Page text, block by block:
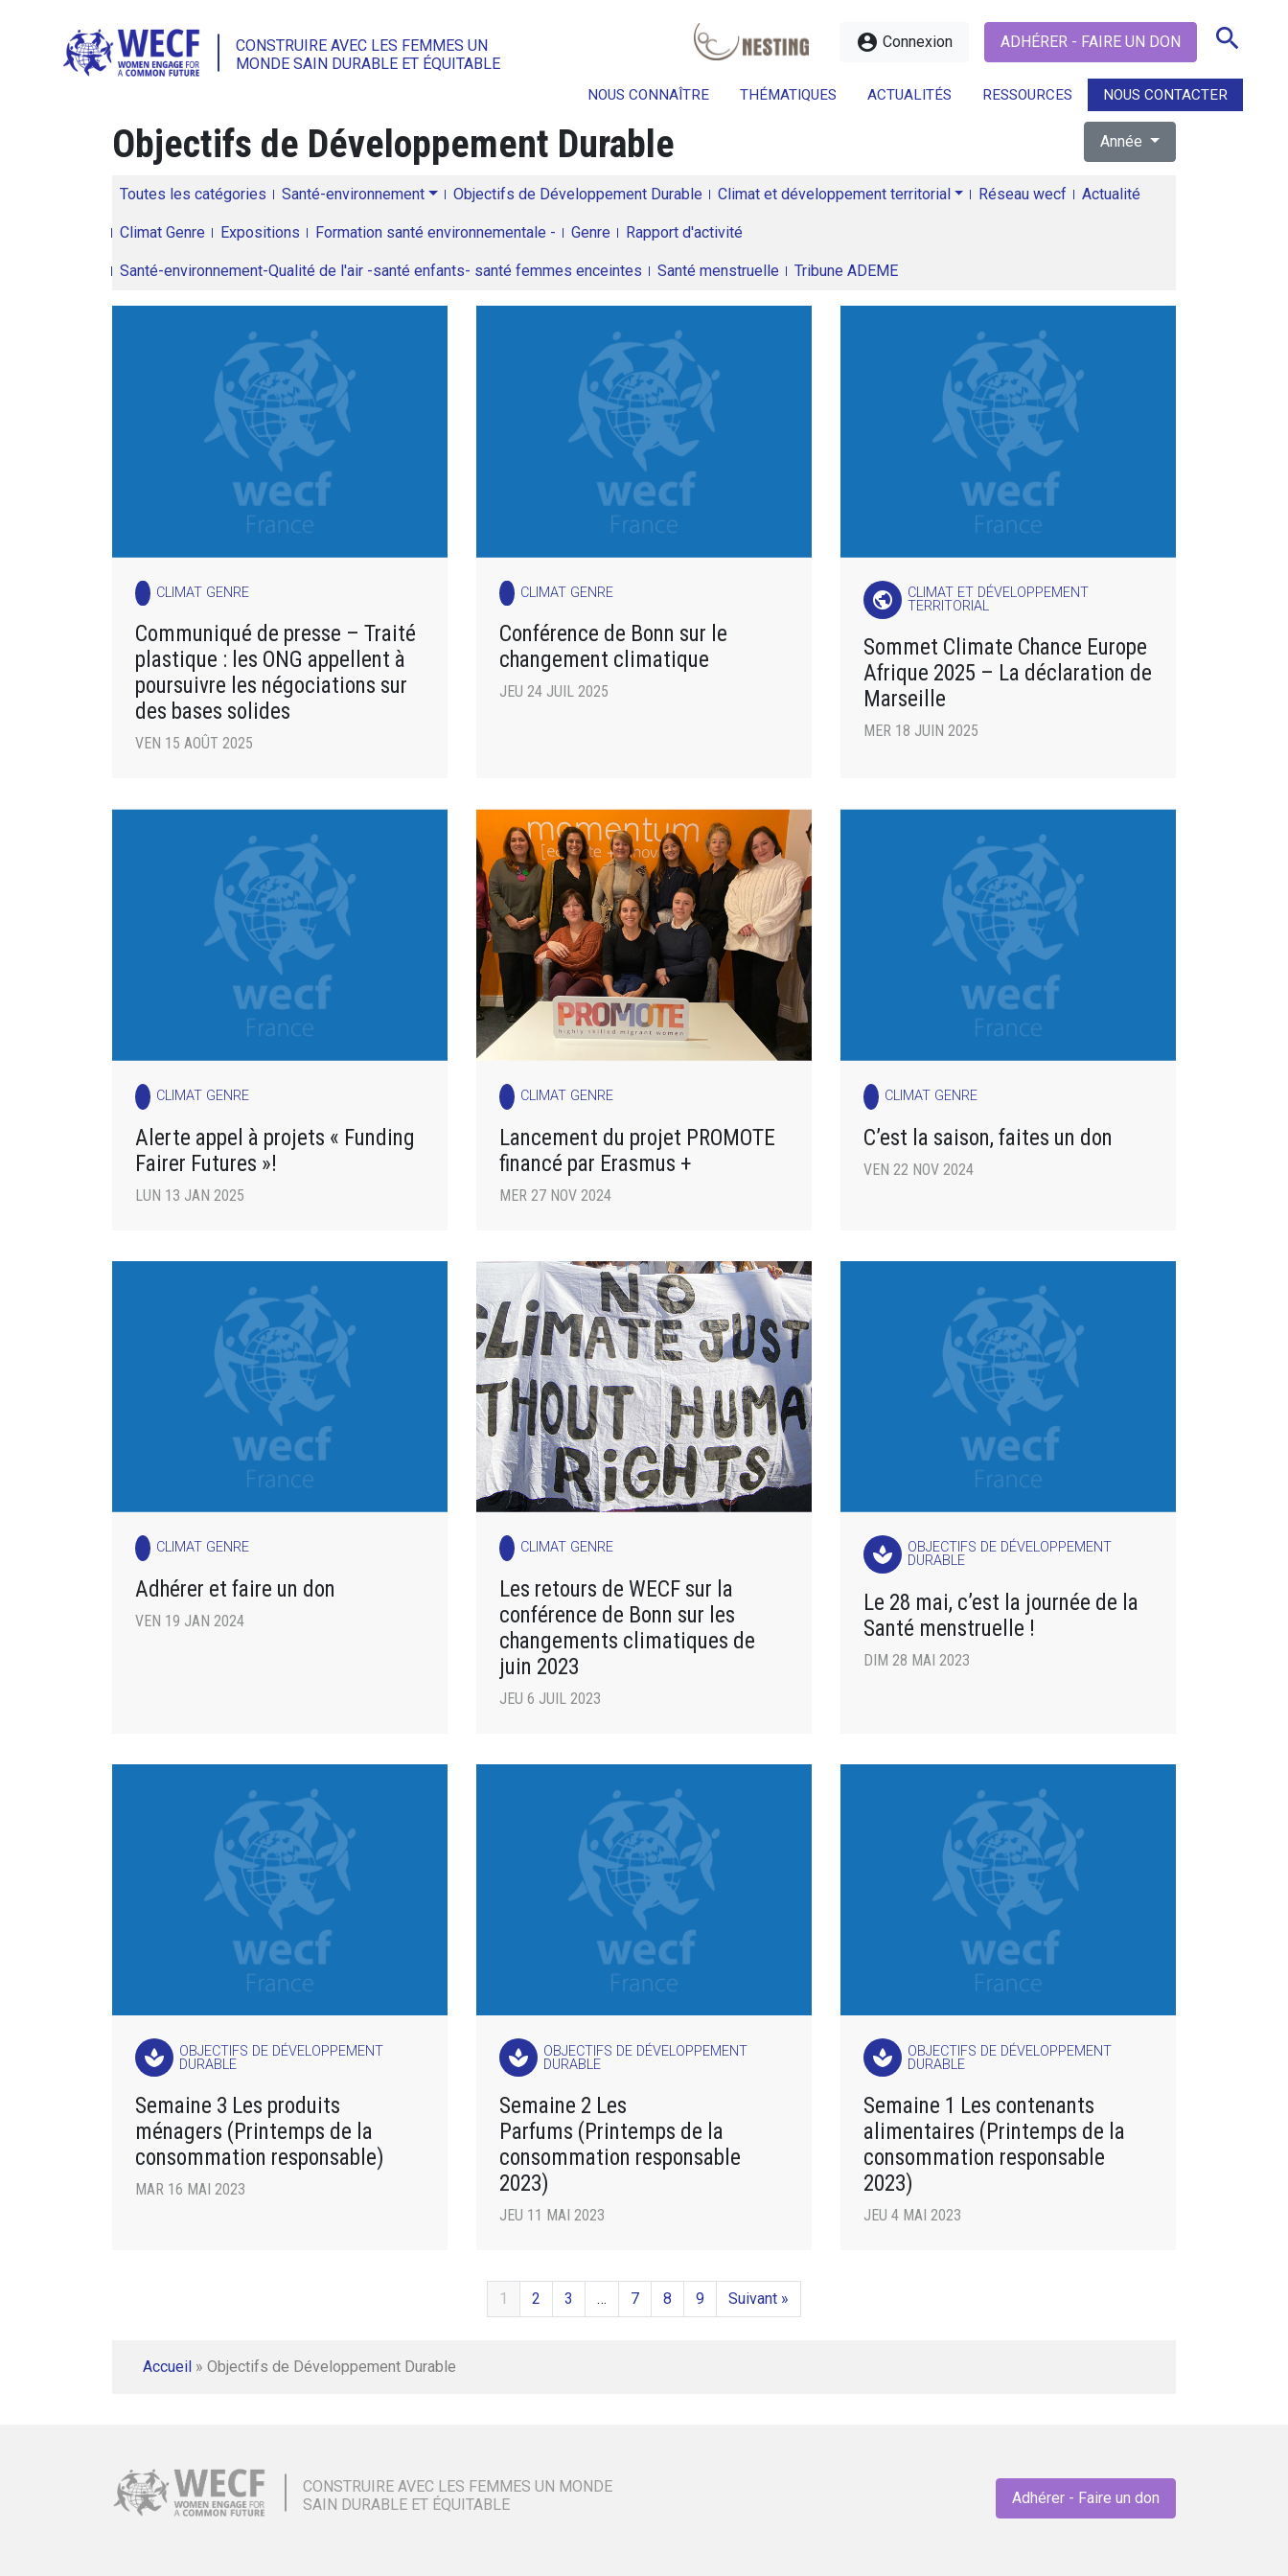
CONSTRUIRE AVEC LES FEMMES UN
MONDE SAIN DURABLE ET ÉQUITABLE
account_circle Connexion ADHÉRER - FAIRE UN DON search
NOUS CONNAÎTRE THÉMATIQUES ACTUALITÉS RESSOURCES NOUS CONTACTER
search
Objectifs de Développement Durable Année
Toutes les catégories Santé-environnement Objectifs de Développement Durable Climat et développement territorial Réseau wecf Actualité
Climat Genre Expositions Formation santé environnementale - Genre Rapport d'activité
Santé-environnement-Qualité de l'air -santé enfants- santé femmes enceintes Santé menstruelle Tribune ADEME
CLIMAT GENRE
Communiqué de presse – Traité
plastique : les ONG appellent à
poursuivre les négociations sur
des bases solides
VEN 15 AOÛT 2025
CLIMAT GENRE
Conférence de Bonn sur le
changement climatique
JEU 24 JUIL 2025
public
CLIMAT ET DÉVELOPPEMENT
TERRITORIAL
Sommet Climate Chance Europe
Afrique 2025 – La déclaration de
Marseille
MER 18 JUIN 2025
CLIMAT GENRE
Alerte appel à projets « Funding
Fairer Futures »!
LUN 13 JAN 2025
CLIMAT GENRE
Lancement du projet PROMOTE
financé par Erasmus +
MER 27 NOV 2024
CLIMAT GENRE
C’est la saison, faites un don
VEN 22 NOV 2024
CLIMAT GENRE
Adhérer et faire un don
VEN 19 JAN 2024
CLIMAT GENRE
Les retours de WECF sur la
conférence de Bonn sur les
changements climatiques de
juin 2023
JEU 6 JUIL 2023
spa
OBJECTIFS DE DÉVELOPPEMENT
DURABLE
Le 28 mai, c’est la journée de la
Santé menstruelle !
DIM 28 MAI 2023
spa
OBJECTIFS DE DÉVELOPPEMENT
DURABLE
Semaine 3 Les produits
ménagers (Printemps de la
consommation responsable)
MAR 16 MAI 2023
spa
OBJECTIFS DE DÉVELOPPEMENT
DURABLE
Semaine 2 Les
Parfums (Printemps de la
consommation responsable
2023)
JEU 11 MAI 2023
spa
OBJECTIFS DE DÉVELOPPEMENT
DURABLE
Semaine 1 Les contenants
alimentaires (Printemps de la
consommation responsable
2023)
JEU 4 MAI 2023
1 2 3 … 7 8 9 Suivant »
Accueil » Objectifs de Développement Durable
CONSTRUIRE AVEC LES FEMMES UN MONDE
SAIN DURABLE ET ÉQUITABLE
Adhérer - Faire un don